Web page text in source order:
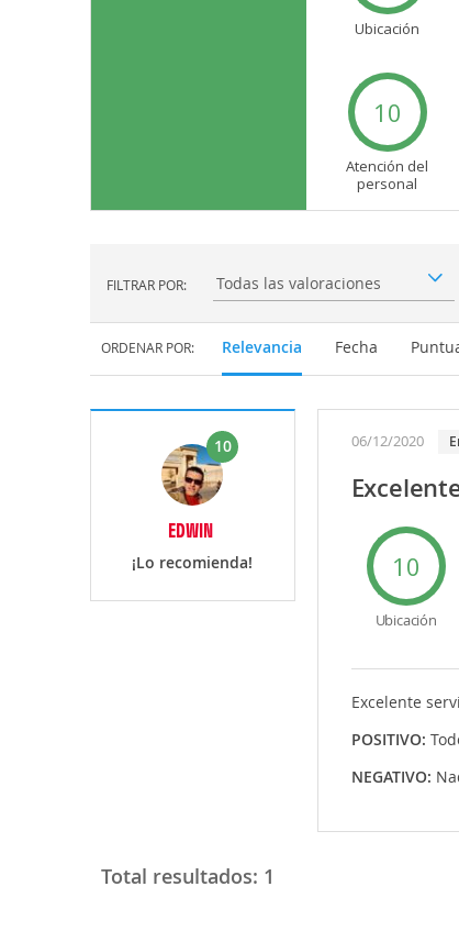
Ubicación
10
Atención del
personal
FILTRAR POR: Filtrar por:
ORDENAR POR: Relevancia Fecha
10
EDWIN
¡Lo recomienda!
06/12/2020
10
Ubicación
Excelente
POSITIVO:
NEGATIVO:
Total resultados: 1